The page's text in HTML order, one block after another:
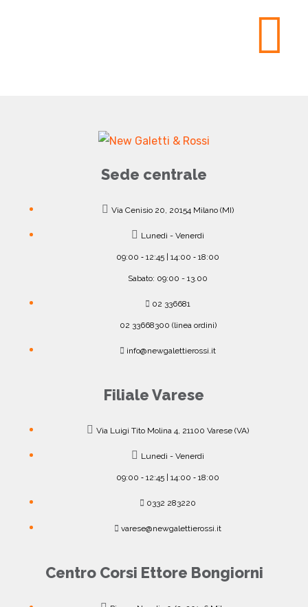
Sede centrale
Via Cenisio 20, 20154 Milano (MI)
Lunedì - Venerdì
09:00 ‐ 12:45 | 14:00 ‐ 18:00
Sabato: 09:00 - 13.00
02 336681
02 33668300 (linea ordini)
info@newgalettierossi.it
Filiale Varese
Via Luigi Tito Molina 4, 21100 Varese (VA)
Lunedì - Venerdì
09:00 ‐ 12:45 | 14:00 ‐ 18:00
0332 283220
varese@newgalettierossi.it
Centro Corsi Ettore Bongiorni